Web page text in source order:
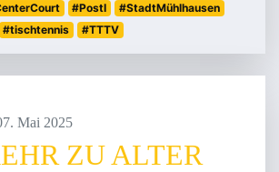
#PostI
#StadtMühlhausen
#tischtennis #TTTV
. Mai 2025
ZU ALTER